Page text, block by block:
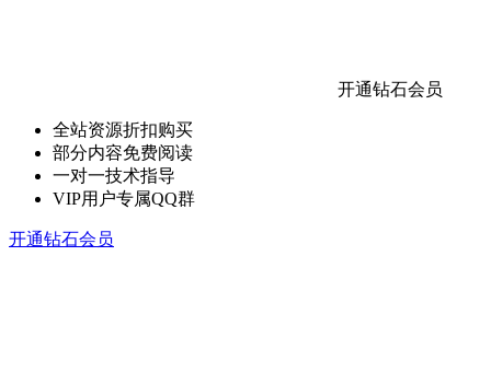
开通钻石会员
全站资源折扣购买
部分内容免费阅读
一对一技术指导
VIP用户专属QQ群
开通钻石会员